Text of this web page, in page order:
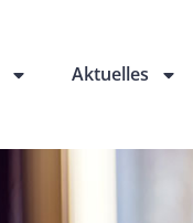
Aktuelles